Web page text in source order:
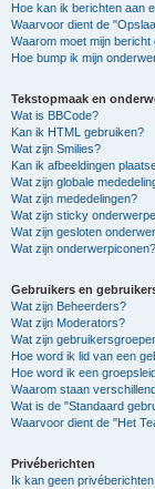
Hoe kan ik berichten aan
Waarvoor dient de
Waarom moet mijn
Hoe bump ik mijn
Tekstopmaak en
Wat is BBCode?
Kan ik HTML gebruiken?
Wat zijn Smilies?
Kan ik afbeeldingen
Wat zijn globale
Wat zijn mededelingen?
Wat zijn sticky
Wat zijn gesloten
Wat zijn onderwerpiconen?
Gebruikers en
Wat zijn Beheerders?
Wat zijn Moderators?
Wat zijn
Hoe word ik lid van een
Hoe word ik een
Waarom staan
Wat is de "Standaard
Waarvoor dient de "Het
Privéberichten
Ik kan geen